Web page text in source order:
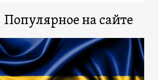
Популярное на сайте